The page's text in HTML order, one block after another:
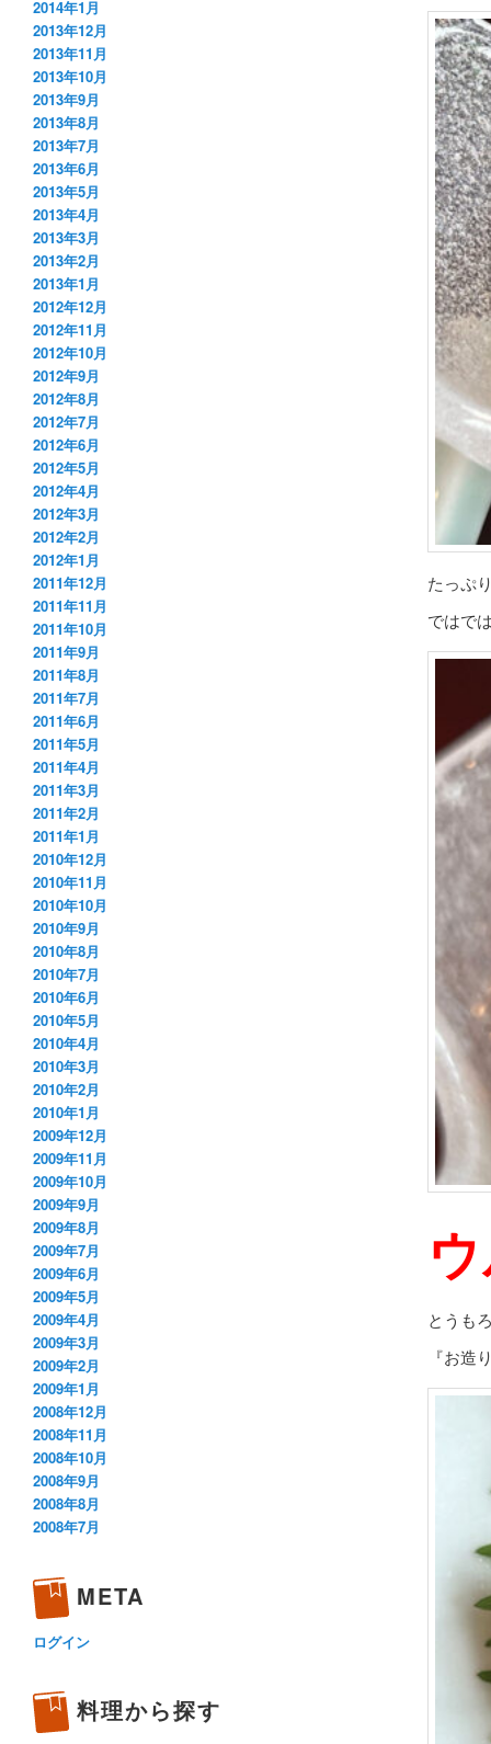
たっぷ
ではで
とうも
『お造
2014年1月
2013年12月
2013年11月
2013年10月
2013年9月
2013年8月
2013年7月
2013年6月
2013年5月
2013年4月
2013年3月
2013年2月
2013年1月
2012年12月
2012年11月
2012年10月
2012年9月
2012年8月
2012年7月
2012年6月
2012年5月
2012年4月
2012年3月
2012年2月
2012年1月
2011年12月
2011年11月
2011年10月
2011年9月
2011年8月
2011年7月
2011年6月
2011年5月
2011年4月
2011年3月
2011年2月
2011年1月
2010年12月
2010年11月
2010年10月
2010年9月
2010年8月
2010年7月
2010年6月
2010年5月
2010年4月
2010年3月
2010年2月
2010年1月
2009年12月
2009年11月
2009年10月
2009年9月
2009年8月
2009年7月
2009年6月
2009年5月
2009年4月
2009年3月
2009年2月
2009年1月
2008年12月
2008年11月
2008年10月
2008年9月
2008年8月
2008年7月
META
ログイン
料理から探す